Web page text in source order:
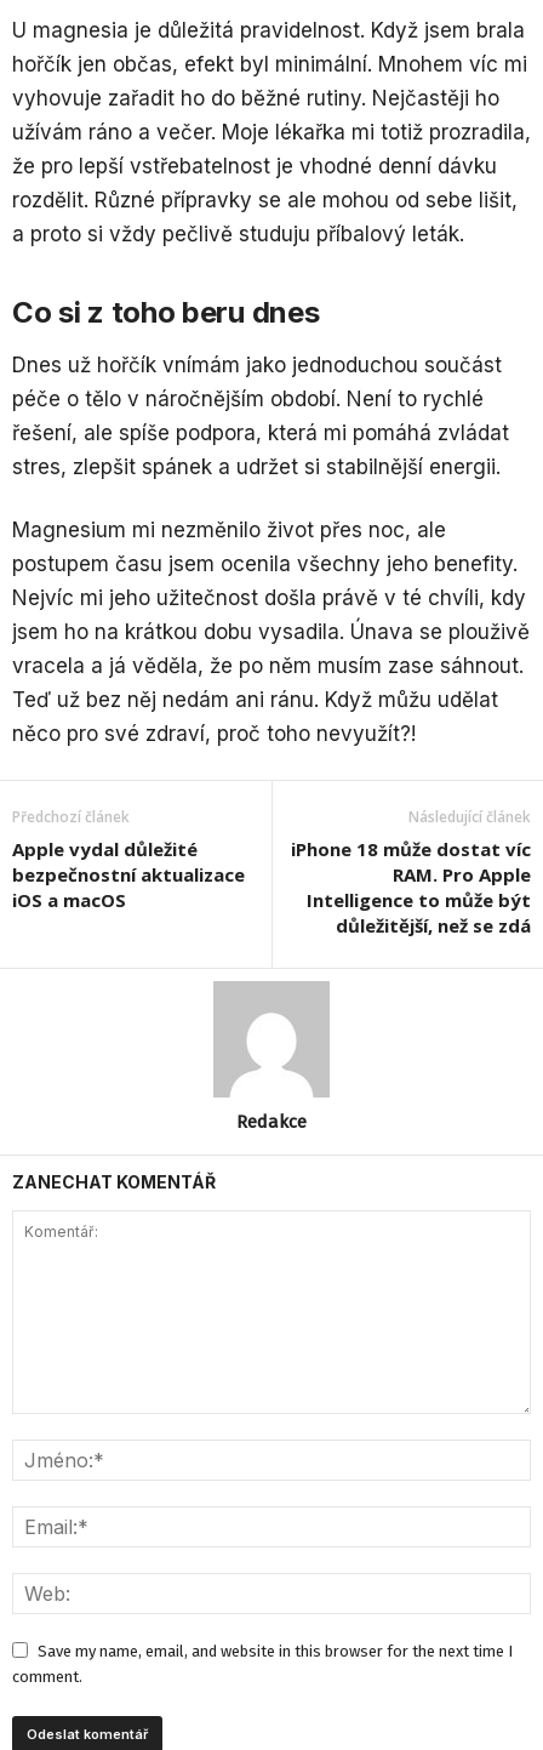
U magnesia je důležitá pravidelnost. Když jsem brala
hořčík jen občas, efekt byl minimální. Mnohem víc mi
vyhovuje zařadit ho do běžné rutiny. Nejčastěji ho
užívám ráno a večer. Moje lékařka mi totiž prozradila,
že pro lepší vstřebatelnost je vhodné denní dávku
rozdělit. Různé přípravky se ale mohou od sebe lišit,
a proto si vždy pečlivě studuju příbalový leták.
Co si z toho beru dnes
Dnes už hořčík vnímám jako jednoduchou součást
péče o tělo v náročnějším období. Není to rychlé
řešení, ale spíše podpora, která mi pomáhá zvládat
stres, zlepšit spánek a udržet si stabilnější energii.
Magnesium mi nezměnilo život přes noc, ale
postupem času jsem ocenila všechny jeho benefity.
Nejvíc mi jeho užitečnost došla právě v té chvíli, kdy
jsem ho na krátkou dobu vysadila. Únava se plouživě
vracela a já věděla, že po něm musím zase sáhnout.
Teď už bez něj nedám ani ránu. Když můžu udělat
něco pro své zdraví, proč toho nevyužít?!
Předchozí článek
Apple vydal důležité
bezpečnostní aktualizace
iOS a macOS
Následující článek
iPhone 18 může dostat víc
RAM. Pro Apple
Intelligence to může být
důležitější, než se zdá
Redakce
ZANECHAT KOMENTÁŘ
Save my name, email, and website in this browser for the next time I
comment.